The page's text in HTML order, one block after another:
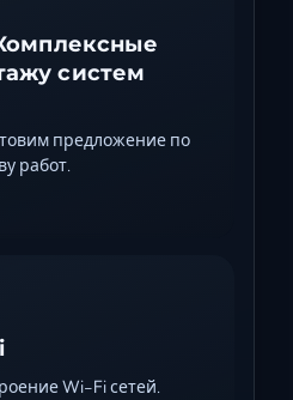
систем
предложение по
работ.
Wi-Fi сетей.